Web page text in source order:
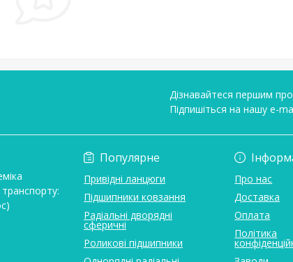
Дізнавайтеся першим про
Підпишіться на нашу e-
Популярне
Привідні ланцюги
Підшипники ковзання
Радіальні дворядні
сферичні
Роликові підшипники
Про нас
Доставка
Оплата
Політика